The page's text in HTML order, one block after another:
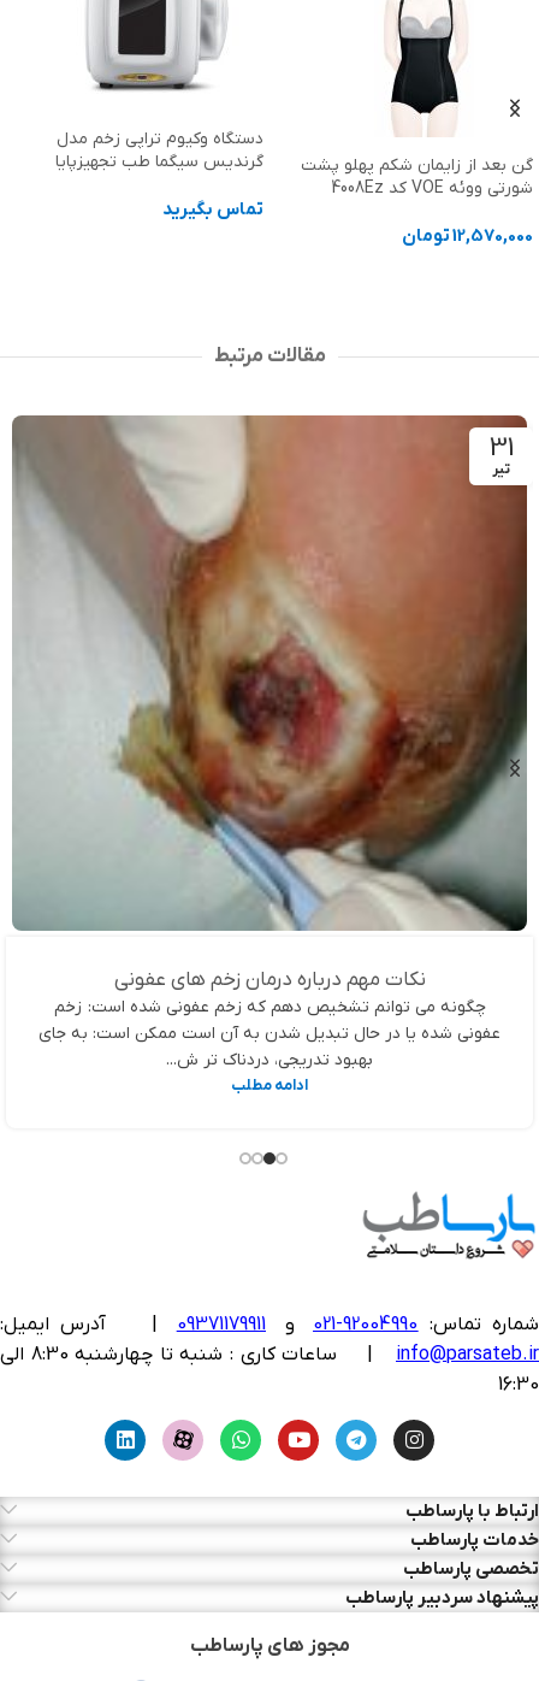
گن بعد از زایمان شکم پهلو پشت
شورتی ووئه VOE کد 4008Ez
12,570,000تومان
دستگاه وکیوم تراپی زخم مدل
گرندیس سیگما طب تجهیزپایا
تماس بگیرید
مقالات مرتبط
31
تیر
نکات مهم درباره درمان زخم های عفونی
چگونه می توانم تشخیص دهم که زخم عفونی شده است: زخم
عفونی شده یا در حال تبدیل شدن به آن است ممکن است: به جای
بهبود تدریجی، دردناک تر ش...
ادامه مطلب
شماره تماس: 92004990-021 و 09371179911
آدرس ایمیل:
info@parsateb.ir
| ساعات کاری : شنبه تا چهارشنبه 8:30 الی
16:30
ارتباط با پارساطب
خدمات پارساطب
تخصصی پارساطب
پیشنهاد سردبیر پارساطب
مجوز های پارساطب